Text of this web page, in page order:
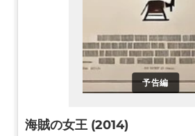
予告編
海賊の女王 (2014)